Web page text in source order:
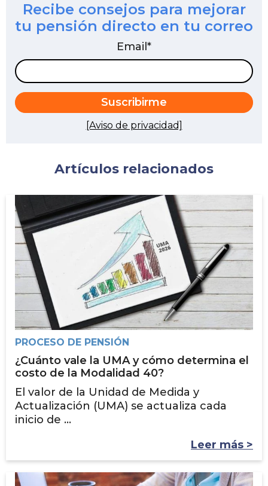
Recibe consejos para mejorar
tu pensión directo en tu correo
Email*
[Aviso de privacidad]
Artículos relacionados
PROCESO DE PENSIÓN
¿Cuánto vale la UMA y cómo determina el
costo de la Modalidad 40?
El valor de la Unidad de Medida y
Actualización (UMA) se actualiza cada
inicio de ...
Leer más >